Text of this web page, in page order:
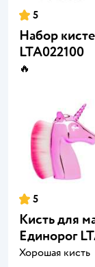
5
Набор
LTA022100
🔥
5
Кисть для
Единорог
Хорошая кисть